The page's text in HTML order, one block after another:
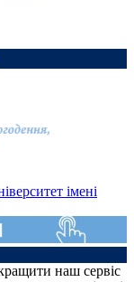
імені
наш сервіс